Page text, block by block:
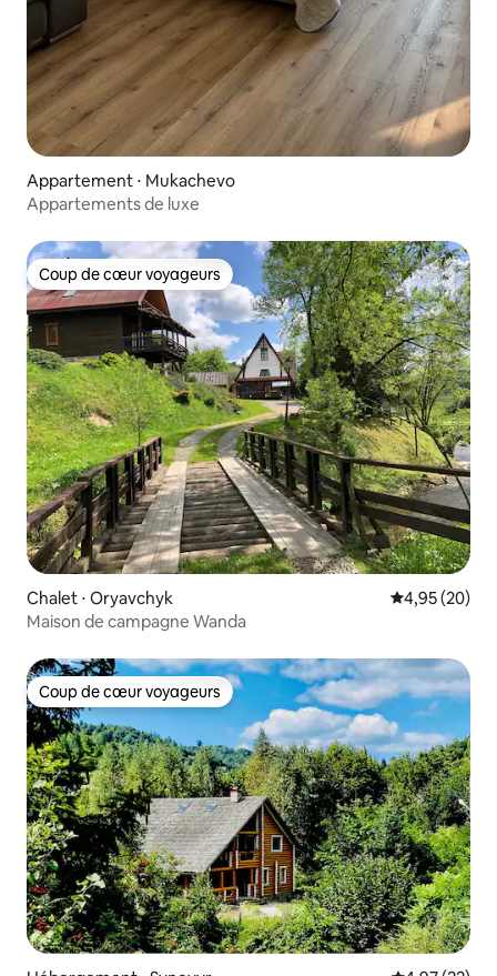
Appartement ⋅ Mukachevo
Appartements de luxe
Coup de cœur voyageurs
Coup de cœur voyageurs
Chalet ⋅ Oryavchyk Évaluation
4,95 (20)
Maison de campagne Wanda
Coup de cœur voyageurs
Coup de cœur voyageurs